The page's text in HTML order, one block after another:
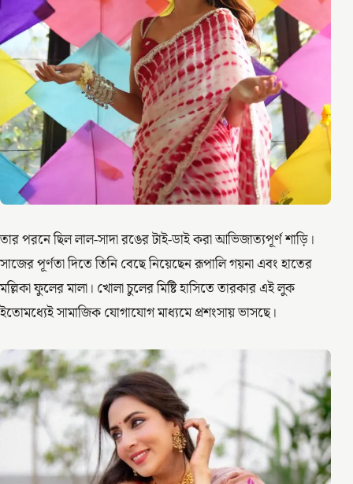
তার পরনে ছিল লাল-সাদা রঙের টাই-ডাই করা আভিজাত্যপূর্ণ শাড়ি।
সাজের পূর্ণতা দিতে তিনি বেছে নিয়েছেন রূপালি গয়না এবং হাতের
মল্লিকা ফুলের মালা। খোলা চুলের মিষ্টি হাসিতে তারকার এই লুক
ইতোমধ্যেই সামাজিক যোগাযোগ মাধ্যমে প্রশংসায় ভাসছে।